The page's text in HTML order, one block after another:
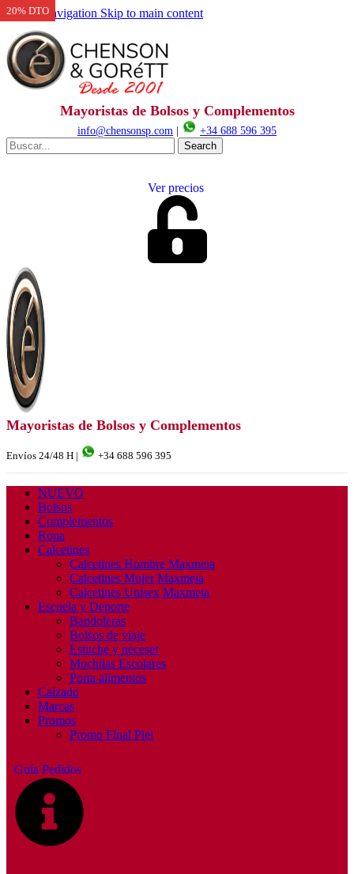
Skip to navigation Skip to main content
Mayoristas de Bolsos y Complementos
info@chensonsp.com
+34 688 596 395
Search
Ver precios
Mayoristas de Bolsos y Complementos
Envíos 24/48 H | +34 688 596 395
NUEVO
Bolsos
Complementos
Ropa
Calcetines
Calcetines Hombre Maxmeia
Calcetines Mujer Maxmeia
Calcetines Unisex Maxmeia
Escuela y Deporte
Bandoleras
Bolsos de viaje
Estuche y neceser
Mochilas Escolares
Porta alimentos
Calzado
Marcas
Promos
Promo Final Piel
Guía Pedidos
20% DTO